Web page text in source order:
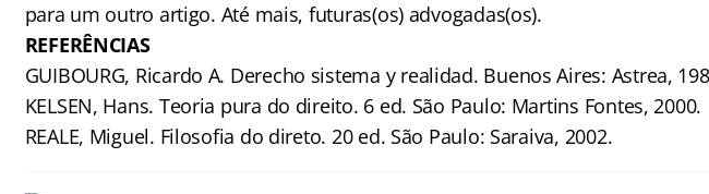
para um outro artigo. Até mais, futuras(os) advogadas(os).
REFERÊNCIAS
GUIBOURG, Ricardo A. Derecho sistema y realidad. Buenos Aires: Astrea,
KELSEN, Hans. Teoria pura do direito. 6 ed. São Paulo: Martins Fontes, 2000.
REALE, Miguel. Filosofia do direto. 20 ed. São Paulo: Saraiva, 2002.